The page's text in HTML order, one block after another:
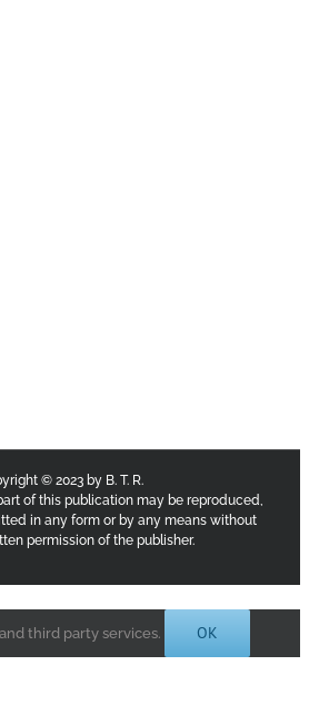
© 2023 by B. T. R.
of this publication may be reproduced,
in any form or by any means without
permission of the publisher.
third party services. OK